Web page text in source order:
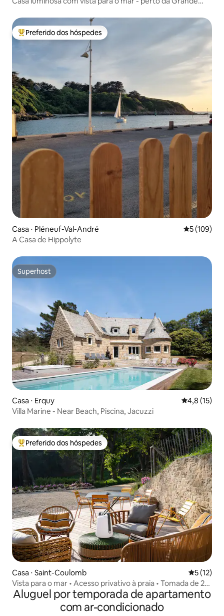
Entre os melhores preferidos dos hóspedes
Preferido dos hóspedes
Casa ⋅ Pléneuf-Val-André 5 de uma
5 (109)
A Casa de Hippolyte
Superhost
Superhost
Casa ⋅ Erquy 4,8 de uma
4,8 (15)
Villa Marine - Near Beach, Piscina, Jacuzzi
Entre os melhores preferidos dos hóspedes
Preferido dos hóspedes
Casa ⋅ Saint-Coulomb 5 de uma
5 (12)
Vista para o mar • Acesso privativo à praia • Tomada de 22
kW
Aluguel por temporada de apartamento
com ar-condicionado